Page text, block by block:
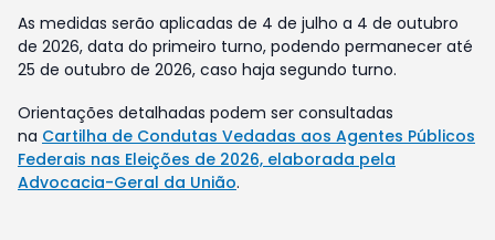
As medidas serão aplicadas de 4 de julho a 4 de outubro
de 2026, data do primeiro turno, podendo permanecer até
25 de outubro de 2026, caso haja segundo turno.
Orientações detalhadas podem ser consultadas
na Cartilha de Condutas Vedadas aos Agentes Públicos
Federais nas Eleições de 2026, elaborada pela
Advocacia-Geral da União.